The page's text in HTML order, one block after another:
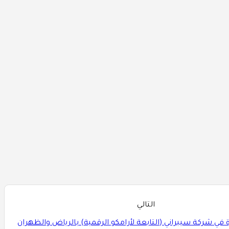
التالي
شركة سيبراني (التابعة لأرامكو الرقمية) بالرياض والظهران